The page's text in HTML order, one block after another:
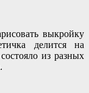
выкройку
делится на
из разных